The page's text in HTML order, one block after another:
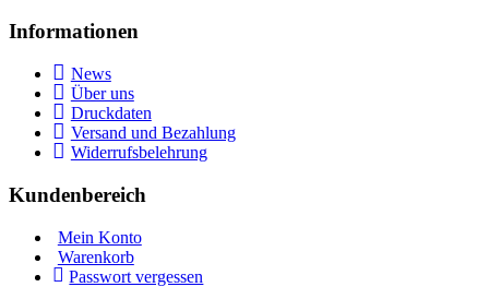
Informationen
News
Über uns
Druckdaten
Versand und Bezahlung
Widerrufsbelehrung
Kundenbereich
Mein Konto
Warenkorb
Passwort vergessen